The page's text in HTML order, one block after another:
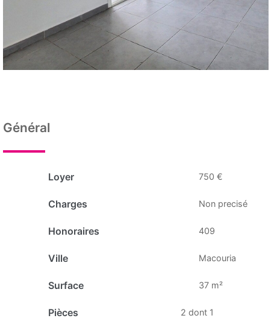
Général
Loyer 750 €
Charges Non precisé
Honoraires 409
Ville Macouria
Surface 37 m²
Pièces 2 dont 1